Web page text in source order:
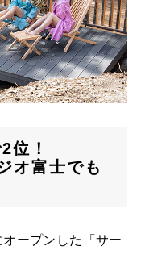
位！
オ富士でも
ープンした「サー